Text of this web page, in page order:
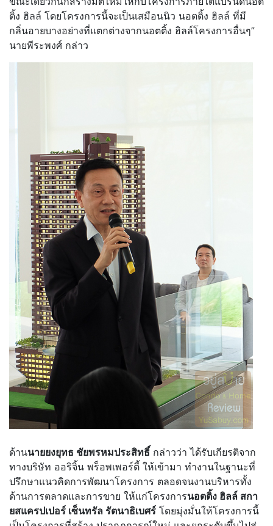
ติ้ง ฮิลล์ โดยโครงการนี้จะเป็นเสมือนนิว นอตติ้ง ฮิลล์ ที่มี
กลิ่นอายบางอย่างที่แตกต่างจากนอตติ้ง ฮิลล์โครงการอื่นๆ”
นายพีระพงศ์ กล่าว
ด้านนายยงยุทธ ชัยพรหมประสิทธิ์ กล่าวว่า ได้รับเกียรติจาก
ทางบริษัท ออริจิ้น พร็อพเพอร์ตี้ ให้เข้ามา ทำงานในฐานะที่
ปรึกษาแนวคิดการพัฒนาโครงการ ตลอดจนงานบริหารทั้ง
ด้านการตลาดและการขาย ให้แก่โครงการนอตติ้ง ฮิลล์ สกา
ยสแครปเปอร์ เซ็นทรัล รัตนาธิเบศร์ โดยมุ่งมั่นให้โครงการนี้